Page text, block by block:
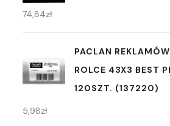
74,84zł
PACLAN
ROLCE 43X3 BEST
120SZT. (137220)
5,98zł